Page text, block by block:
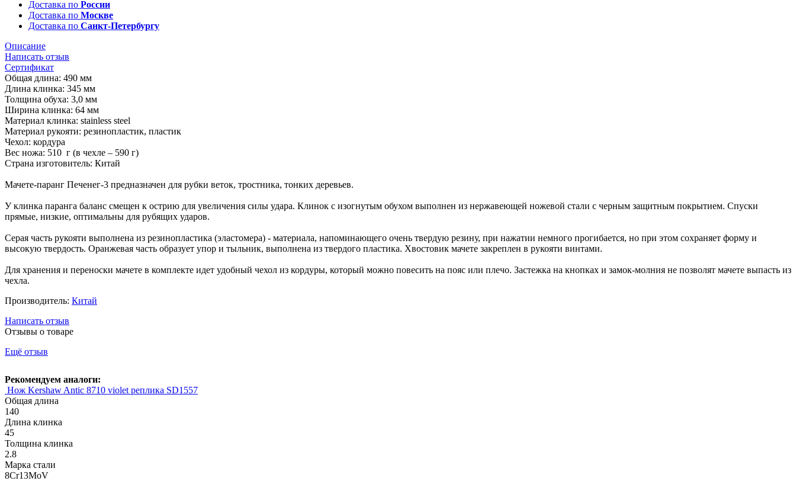
Доставка по России
Доставка по Москве
Доставка по Санкт-Петербургу
Описание
Написать отзыв
Сертификат
Общая длина: 490 мм
Длина клинка: 345 мм
Толщина обуха: 3,0 мм
Ширина клинка: 64 мм
Материал клинка: stainless steel
Материал рукояти: резинопластик, пластик
Чехол: кордура
Вес ножа: 510 г (в чехле – 590 г)
Страна изготовитель: Китай
Мачете-паранг Печенег-3 предназначен для рубки веток, тростника, тонких деревьев.
У клинка паранга баланс смещен к острию для увеличения силы удара. Клинок с изогнутым обухом выполнен из нержавеющей ножевой стали с черным защитным покрытием. Спуски
прямые, низкие, оптимальны для рубящих ударов.
Серая часть рукояти выполнена из резинопластика (эластомера) - материала, напоминающего очень твердую резину, при нажатии немного прогибается, но при этом сохраняет форму и
высокую твердость. Оранжевая часть образует упор и тыльник, выполнена из твердого пластика. Хвостовик мачете закреплен в рукояти винтами.
Для хранения и переноски мачете в комплекте идет удобный чехол из кордуры, который можно повесить на пояс или плечо. Застежка на кнопках и замок-молния не позволят мачете выпасть из
чехла.
Производитель: Китай
Написать отзыв
Отзывы о товаре
Ещё отзыв
Рекомендуем аналоги:
Нож Kershaw Antic 8710 violet реплика SD1557
Общая длина
140
Длина клинка
45
Толщина клинка
2.8
Марка стали
8Cr13MoV